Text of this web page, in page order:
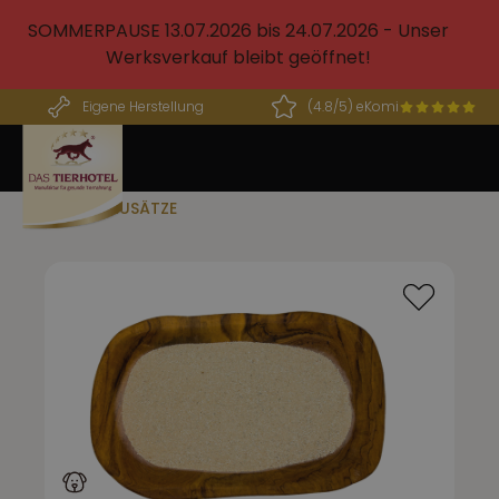
springen
SOMMERPAUSE 13.07.2026 bis 24.07.2026 - Unser
Werksverkauf bleibt geöffnet!
Eigene Herstellung (4.8/5) eKomi
BARF ZUSÄTZE